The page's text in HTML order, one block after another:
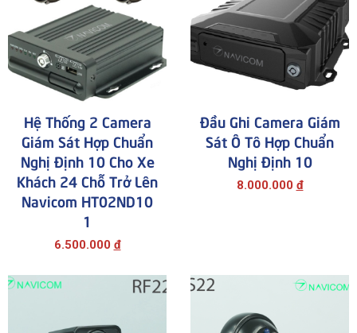
Hệ Thống 2 Camera
Giám Sát Hợp Chuẩn
Nghị Định 10 Cho Xe
Khách 24 Chỗ Trở Lên
Navicom HT02ND10
1
6.500.000 đ
Đầu Ghi Camera Giám
Sát Ô Tô Hợp Chuẩn
Nghị Định 10
8.000.000 đ